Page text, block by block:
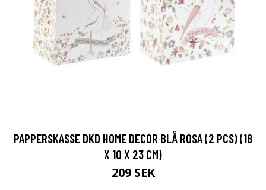
PAPPERSKASSE DKD HOME DECOR BLÅ ROSA (2 PCS) (18
X 10 X 23 CM)
209 SEK